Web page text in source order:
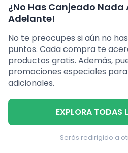
¿No Has Canjeado Nada
Adelante!
No te preocupes si aún no
puntos. Cada compra te
productos gratis. Además,
promociones especiales
adicionales.
EXPLORA TODAS
Serás redirigido a